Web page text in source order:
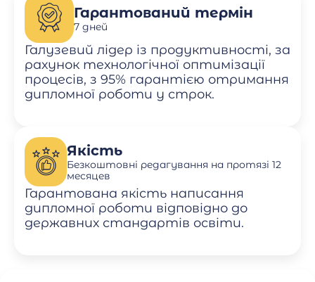
Гарантований термін
7 дней
Галузевий лідер із продуктивності, за
рахунок технологічної оптимізації
процесів, з 95% гарантією отримання
дипломної роботи у строк.
Якість
Безкоштовні редагування на протязі 12
месяцев
Гарантована якість написання
дипломної роботи відповідно до
державних стандартів освіти.